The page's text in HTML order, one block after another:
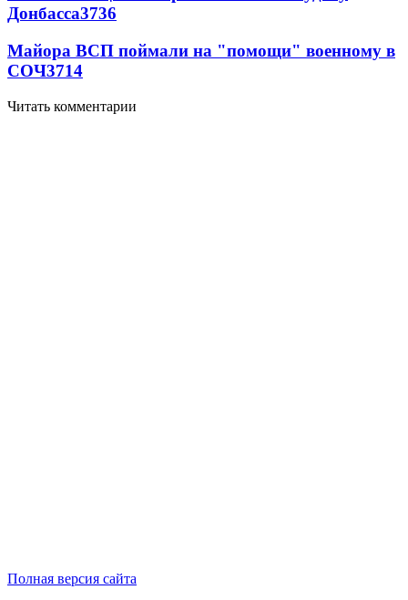
Донбасса3736
Майора ВСП поймали на "помощи" военному в
СОЧ3714
Читать комментарии
Полная версия сайта